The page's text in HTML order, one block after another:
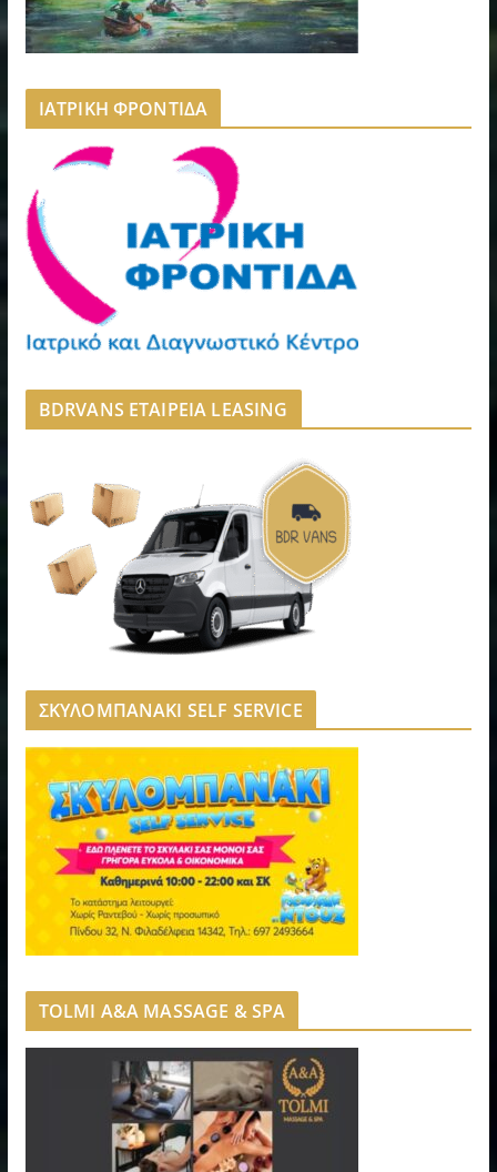
ΙΑΤΡΙΚΗ ΦΡΟΝΤΙΔΑ
BDRVANS ΕΤΑΙΡΕΙΑ LEASING
ΣΚΥΛΟΜΠΑΝΑΚΙ SELF SERVICE
TOLMI A&A MASSAGE & SPA